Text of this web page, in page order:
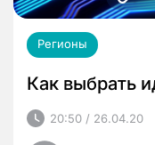
Регионы
Как выбрать
20:50 / 26.04.20